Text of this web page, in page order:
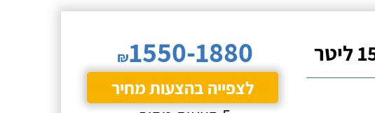
₪1550-1880
לצפייה בהצעות מחיר